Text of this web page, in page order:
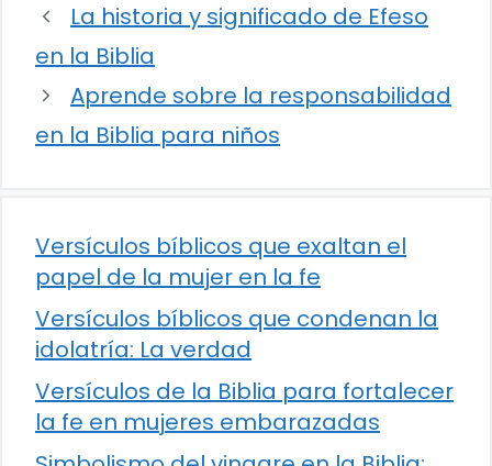
La historia y significado de Efeso
en la Biblia
Aprende sobre la responsabilidad
en la Biblia para niños
Versículos bíblicos que exaltan el
papel de la mujer en la fe
Versículos bíblicos que condenan la
idolatría: La verdad
Versículos de la Biblia para fortalecer
la fe en mujeres embarazadas